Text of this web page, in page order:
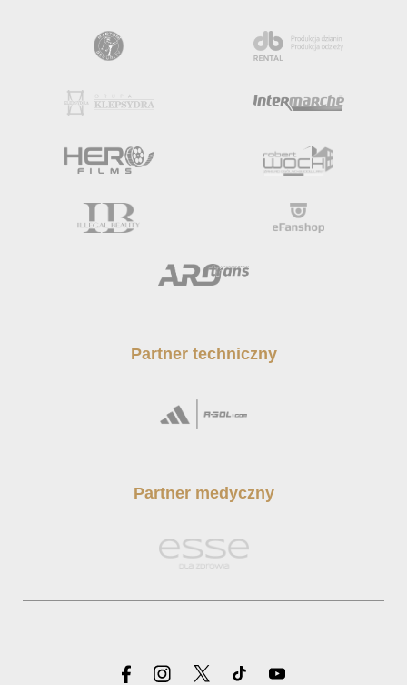
Partner techniczny
Partner medyczny